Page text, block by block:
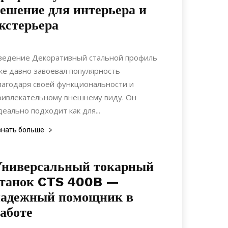
для интерьера и
25.06.2024
Декоративный стальной профиль
давно завоевал популярность
своей функциональности и
внешнему виду. Он
подходит как для...
больше
токарный
CTS 400B —
помощник в
20.06.2022